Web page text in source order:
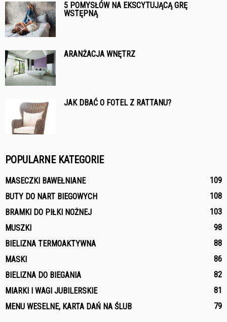
5 POMYSŁÓW NA EKSCYTUJĄCĄ GRĘ
WSTĘPNĄ
ARANŻACJA WNĘTRZ
JAK DBAĆ O FOTEL Z RATTANU?
POPULARNE KATEGORIE
MASECZKI BAWEŁNIANE
109
BUTY DO NART BIEGOWYCH
108
BRAMKI DO PIŁKI NOŻNEJ
103
MUSZKI
98
BIELIZNA TERMOAKTYWNA
88
MASKI
86
BIELIZNA DO BIEGANIA
82
MIARKI I WAGI JUBILERSKIE
81
MENU WESELNE, KARTA DAŃ NA ŚLUB
79